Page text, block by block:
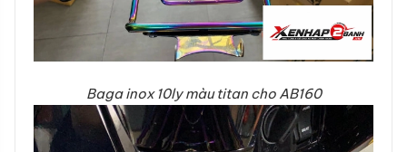
Baga inox 10ly màu titan cho AB160